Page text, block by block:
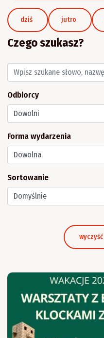
dziś jutro
Czego szukasz?
Odbiorcy
Forma wydarzenia
Sortowanie
wyczyść